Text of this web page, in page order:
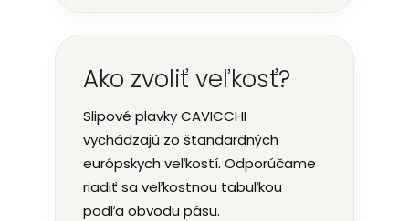
Ako zvoliť veľkosť?
Slipové plavky CAVICCHI
vychádzajú zo štandardných
európskych veľkostí. Odporúčame
riadiť sa veľkostnou tabuľkou
podľa obvodu pásu.